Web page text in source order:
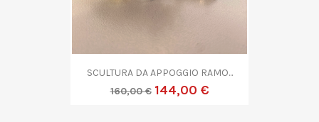
SCULTURA DA APPOGGIO RAMO...
160,00 € 144,00 €